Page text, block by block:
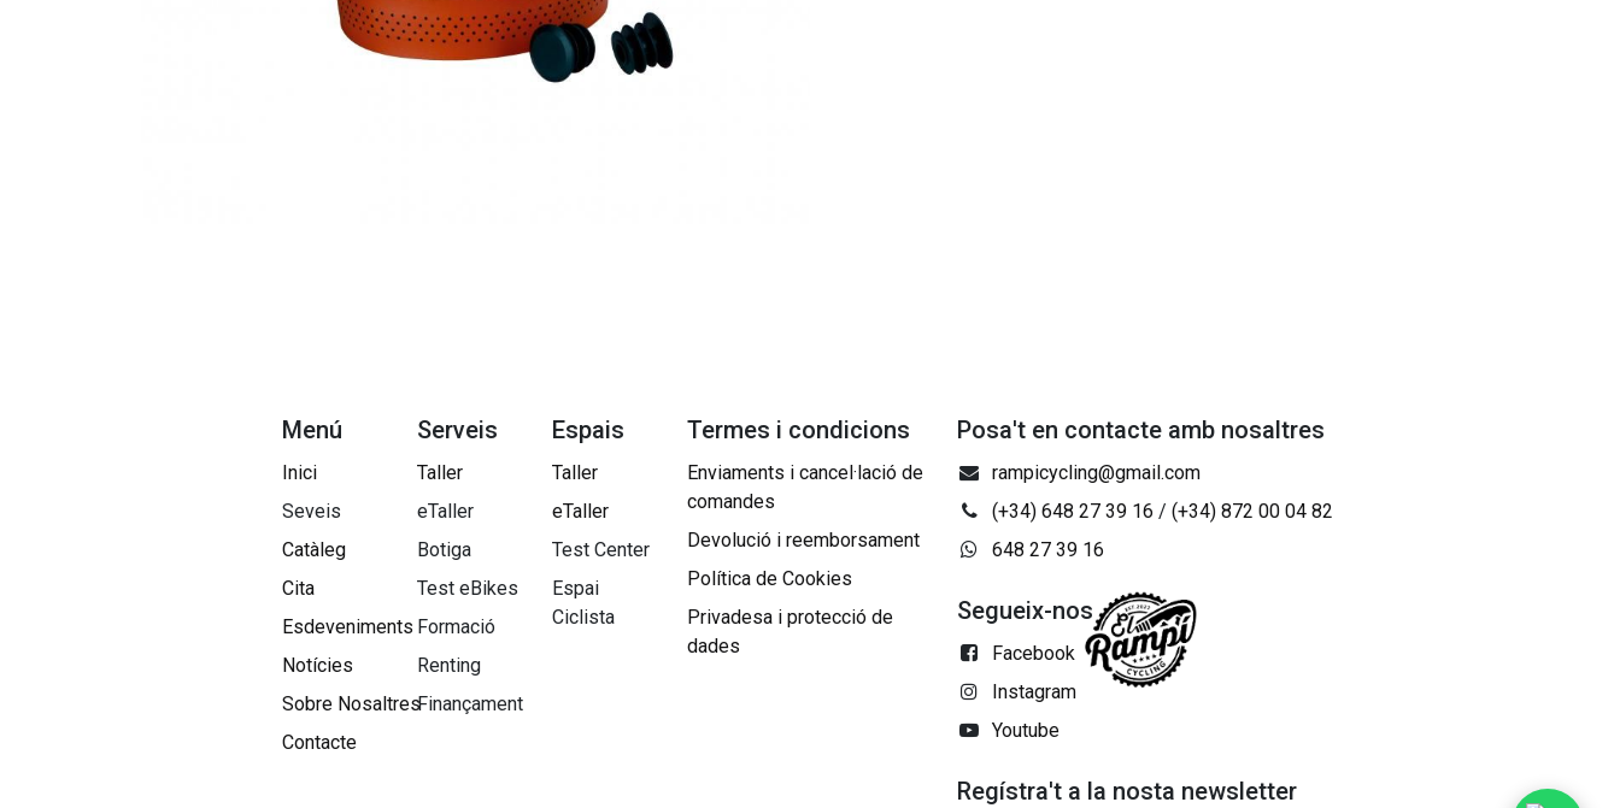
Menú
Inici
Seveis
Catàleg
Cita
Esdeveniments
Notícies
Sobre Nosaltres​
Contacte
Serveis
Taller
eTaller
Botiga
Test eBikes
Formació
Renting
Finançament
Espais
Taller
eTaller
Test Center
Espai
Ciclista
Termes i condicions
Enviaments i cancel·lació de
comandes
Devolució i reemborsament
Política de Cookies
Privadesa i protecció de
dades
Posa't en contacte amb nosaltres
rampicycling@gmail.com
(+34) 648 27 39 16 / (+34) 872 00 04 82
648 27 39 16
Segueix-nos
Facebook
Instagram
Youtube
Regístra't a la nosta newsletter